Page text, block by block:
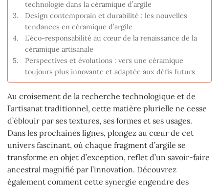
technologie dans la céramique d’argile
Design contemporain et durabilité : les nouvelles
tendances en céramique d’argile
L’éco-responsabilité au cœur de la renaissance de la
céramique artisanale
Perspectives et évolutions : vers une céramique
toujours plus innovante et adaptée aux défis futurs
Au croisement de la recherche technologique et de
l’artisanat traditionnel, cette matière plurielle ne cesse
d’éblouir par ses textures, ses formes et ses usages.
Dans les prochaines lignes, plongez au cœur de cet
univers fascinant, où chaque fragment d’argile se
transforme en objet d’exception, reflet d’un savoir-faire
ancestral magnifié par l’innovation. Découvrez
également comment cette synergie engendre des